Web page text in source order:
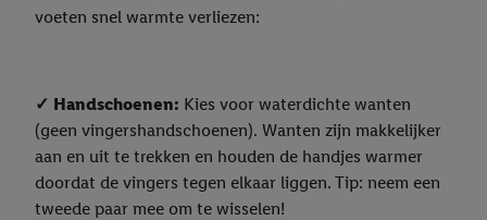
voeten snel warmte verliezen:
✓ Handschoenen: Kies voor waterdichte wanten
(geen vingershandschoenen). Wanten zijn makkelijker
aan en uit te trekken en houden de handjes warmer
doordat de vingers tegen elkaar liggen. Tip: neem een
tweede paar mee om te wisselen!